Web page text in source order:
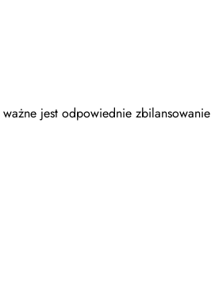
jest odpowiednie zbilansowanie